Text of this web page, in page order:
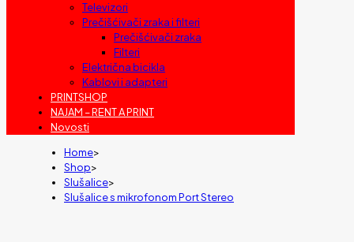
Televizori
Prečišćivači zraka i filteri
Prečišćivači zraka
Filteri
Električna bicikla
Kablovi i adapteri
PRINTSHOP
NAJAM – RENT A PRINT
Novosti
Home>
Shop>
Slušalice>
Slušalice s mikrofonom Port Stereo